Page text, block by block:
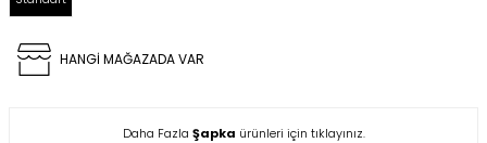
HANGİ MAĞAZADA VAR
Daha Fazla Şapka ürünleri için tıklayınız.